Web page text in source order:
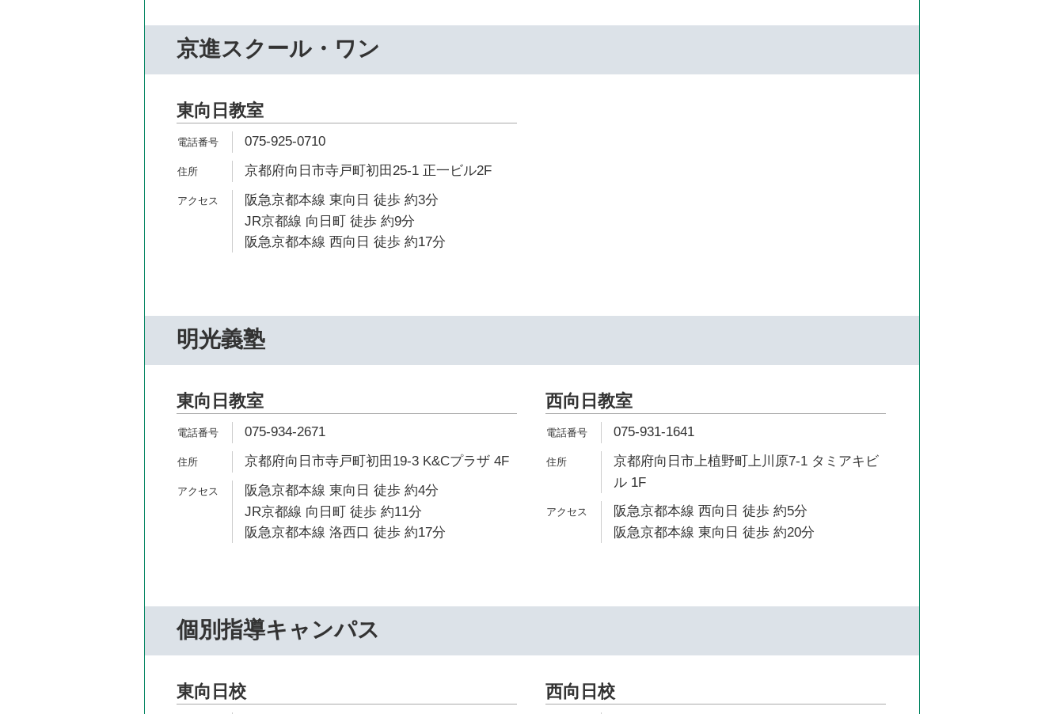
京進スクール・ワン
東向日教室
075-925-0710
京都府向日市寺戸町初田25-1 正一ビル2F
阪急京都本線 東向日 徒歩 約3分
JR京都線 向日町 徒歩 約9分
阪急京都本線 西向日 徒歩 約17分
明光義塾
東向日教室
075-934-2671
京都府向日市寺戸町初田19-3 K&Cプラザ 4F
阪急京都本線 東向日 徒歩 約4分
JR京都線 向日町 徒歩 約11分
阪急京都本線 洛西口 徒歩 約17分
西向日教室
075-931-1641
京都府向日市上植野町上川原7-1 タミアキビ
ル 1F
阪急京都本線 西向日 徒歩 約5分
阪急京都本線 東向日 徒歩 約20分
個別指導キャンパス
東向日校 西向日校